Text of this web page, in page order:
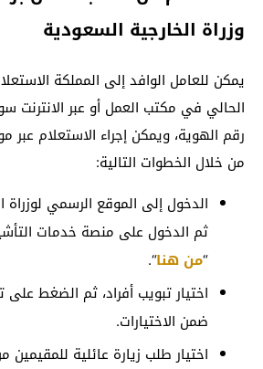
وزراة الخارجية السعودية
يمكن للعامل الوافد إلى المملكة
الحالي في مكتب العمل أو عبر الانترنت
رقم الهوية، ويمكن إجراء الاستعلام عبر
من خلال الخطوات التالية:
الدخول إلى الموقع الرسمي لوزراة
ثم الدخول على منصة خدمات
“من هنا“.
اختيار تبويب أفراد، ثم الضغط
ضمن الاختيارات.
اختيار طلب زيارة عائلية للمقيمين